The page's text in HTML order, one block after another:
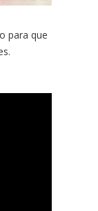
para que